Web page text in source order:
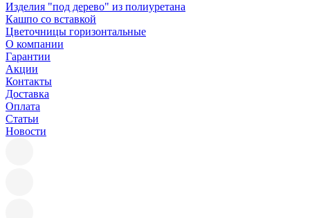
Изделия "под дерево" из полиуретана
Кашпо со вставкой
Цветочницы горизонтальные
О компании
Гарантии
Акции
Контакты
Доставка
Оплата
Статьи
Новости